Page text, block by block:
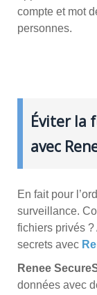
compte et mot
personnes.
Éviter la
avec
En fait pour
surveillance.
fichiers privés
secrets avec
Renee
données avec